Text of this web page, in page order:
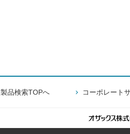
製品検索TOPへ コーポレート